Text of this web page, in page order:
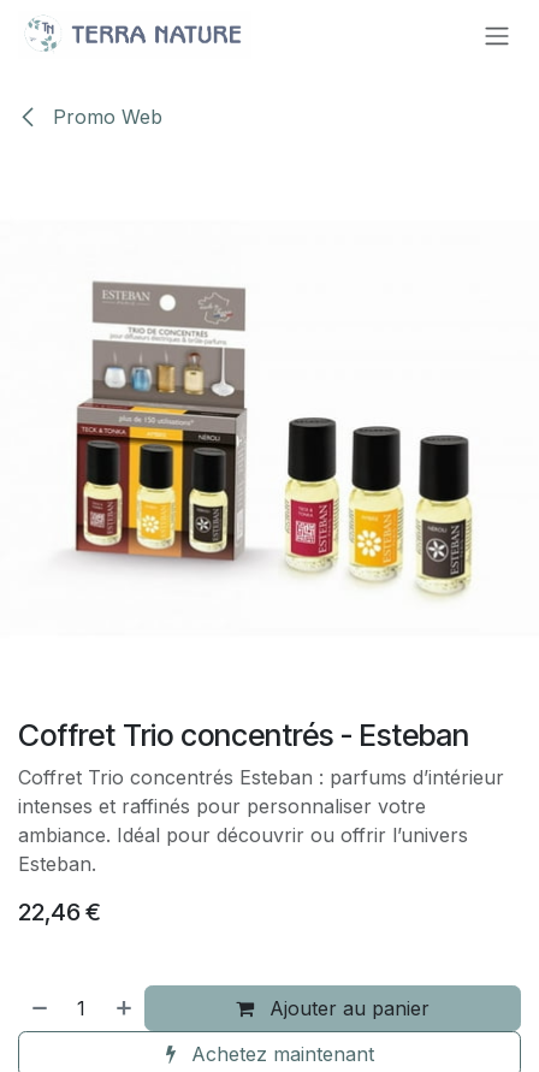
Se rendre au contenu
Promo Web
Coffret Trio concentrés - Esteban
Coffret Trio concentrés Esteban : parfums d’intérieur
intenses et raffinés pour personnaliser votre
ambiance. Idéal pour découvrir ou offrir l’univers
Esteban.
22,46 €
Ajouter au panier
Achetez maintenant